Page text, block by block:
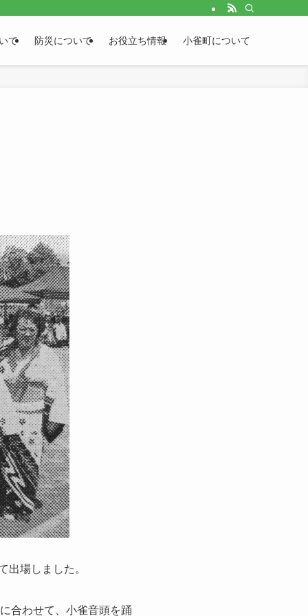
て 防災について お役立ち情報 小雀町について
出場しました。
合わせて、小雀音頭を踊